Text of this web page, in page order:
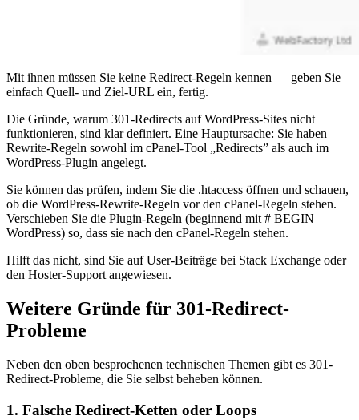
Mit ihnen müssen Sie keine Redirect-Regeln kennen — geben Sie
einfach Quell- und Ziel-URL ein, fertig.
Die Gründe, warum 301-Redirects auf WordPress-Sites nicht
funktionieren, sind klar definiert. Eine Hauptursache: Sie haben
Rewrite-Regeln sowohl im cPanel-Tool „Redirects” als auch im
WordPress-Plugin angelegt.
Sie können das prüfen, indem Sie die .htaccess öffnen und schauen,
ob die WordPress-Rewrite-Regeln vor den cPanel-Regeln stehen.
Verschieben Sie die Plugin-Regeln (beginnend mit # BEGIN
WordPress) so, dass sie nach den cPanel-Regeln stehen.
Hilft das nicht, sind Sie auf User-Beiträge bei Stack Exchange oder
den Hoster-Support angewiesen.
Weitere Gründe für 301-Redirect-
Probleme
Neben den oben besprochenen technischen Themen gibt es 301-
Redirect-Probleme, die Sie selbst beheben können.
1. Falsche Redirect-Ketten oder Loops